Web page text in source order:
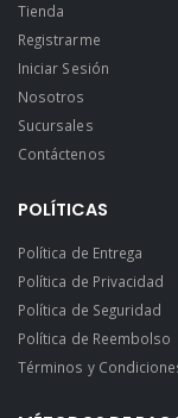
Tienda
Registrarme
Iniciar Sesión
Nosotros
Sucursales
Contáctenos
POLÍTICAS
Política de Entrega
Política de Privacidad
Política de Seguridad
Política de Reembolso
Términos y